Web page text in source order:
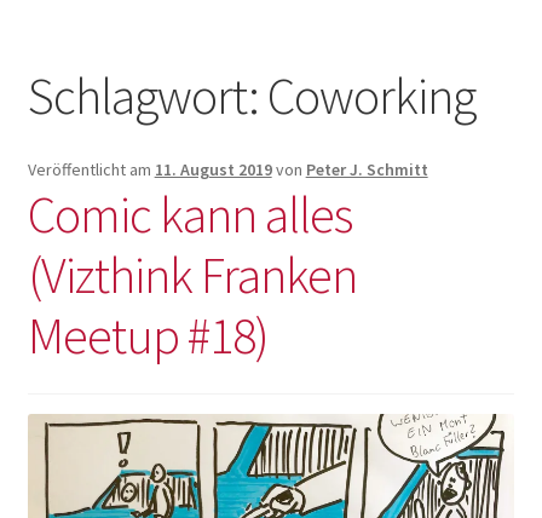
Portfolio
Kontakt
Datenschutzerklärung
Impressum
Schlagwort: Coworking
Veröffentlicht am 11. August 2019von Peter J. Schmitt
Comic kann alles
(Vizthink Franken
Meetup #18)